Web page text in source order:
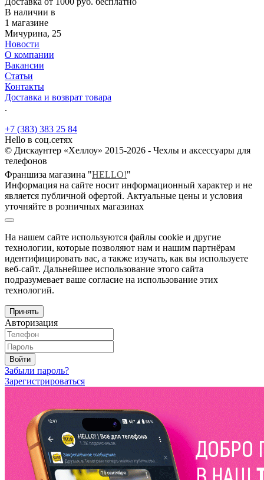
В наличии в
1 магазине
Мичурина, 25
Новости
О компании
Вакансии
Статьи
Контакты
Доставка и возврат товара
.
+7 (383) 383 25 84
Hello в соц.сетях
© Дискаунтер «Хеллоу» 2015-2026 - Чехлы и аксессуары для
телефонов
Франшиза магазина "HELLO!"
Информация на сайте носит информационный характер и не
является публичной офертой. Актуальные цены и условия
уточняйте в розничных магазинах
На нашем сайте используются файлы cookie и другие
технологии, которые позволяют нам и нашим партнёрам
идентифицировать вас, а также изучать, как вы используете
веб-сайт. Дальнейшее использование этого сайта
подразумевает ваше согласие на использование этих
технологий.
Принять
Авторизация
Войти
Забыли пароль?
Зарегистрироваться